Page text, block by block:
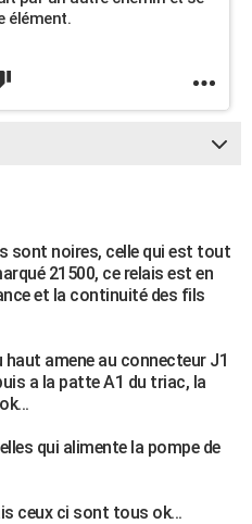
élément.
sont noires, celle qui est tout
21500, ce relais est en
et la continuité des fils
amene au connecteur J1
a la patte A1 du triac, la
qui alimente la pompe de
ceux ci sont tous ok...